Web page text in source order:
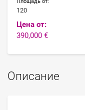
120
Цена от:
390,000 €
Описание